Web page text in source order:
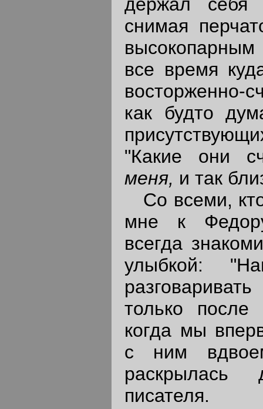
снимая
все время
восторженно-
как будто
"Какие они
меня, и так
Со всеми,
мне к
всегда
улыбкой:
только
когда мы
с ним
раскрылась
писателя.